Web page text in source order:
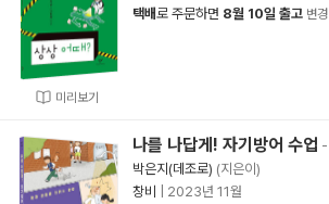
미리보기
택배로 주문하면 8월 10일 출고 변경
나를 나답게! 자기방어 수업 -
박은지(데조로) (지은이)
창비
2023년 11월